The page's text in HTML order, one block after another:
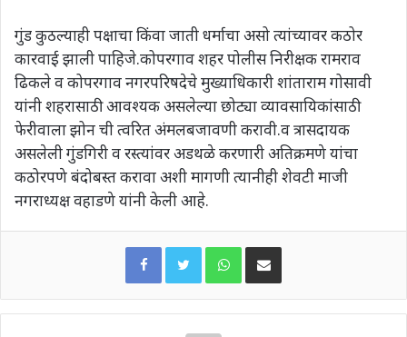
गुंड कुठल्याही पक्षाचा किंवा जाती धर्माचा असो त्यांच्यावर कठोर
कारवाई झाली पाहिजे.कोपरगाव शहर पोलीस निरीक्षक रामराव
ढिकले व कोपरगाव नगरपरिषदेचे मुख्याधिकारी शांताराम गोसावी
यांनी शहरासाठी आवश्यक असलेल्या छोट्या व्यावसायिकांसाठी
फेरीवाला झोन ची त्वरित अंमलबजावणी करावी.व त्रासदायक
असलेली गुंडगिरी व रस्त्यांवर अडथळे करणारी अतिक्रमणे यांचा
कठोरपणे बंदोबस्त करावा अशी मागणी त्यानीही शेवटी माजी
नगराध्यक्ष वहाडणे यांनी केली आहे.
WhatsAppShare via Email